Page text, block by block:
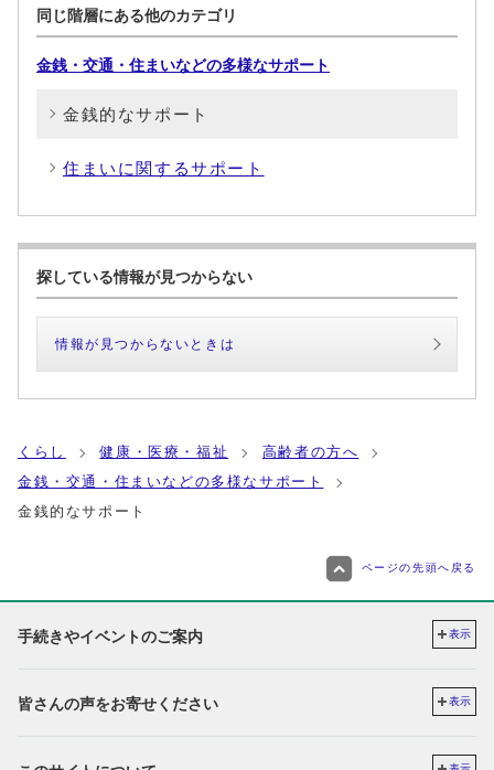
同じ階層にある他のカテゴリ
金銭・交通・住まいなどの多様なサポート
金銭的なサポート
住まいに関するサポート
探している情報が見つからない
情報が見つからないときは
くらし 健康・医療・福祉
高齢者の方へ
金銭・交通・住まいなどの多様なサポート
金銭的なサポート
ページの先頭へ戻る
手続きやイベントのご案内 表示
皆さんの声をお寄せください 表示